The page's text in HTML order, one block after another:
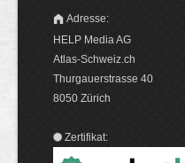
Adresse:
HELP Media AG
Atlas-Schweiz.ch
Thurgauerstrasse 40
8050 Zürich
Zertifikat: